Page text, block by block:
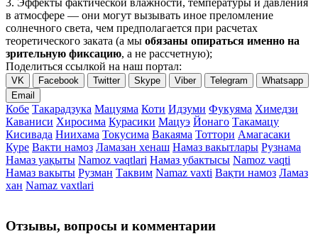
3. Эффекты фактической влажности, температуры и давления
в атмосфере — они могут вызывать иное преломление
солнечного света, чем предполагается при расчетах
теоретического заката (а мы обязаны опираться именно на
зрительную фиксацию, а не рассчетную);
Поделиться ссылкой на наш портал:
VK Facebook Twitter Skype Viber Telegram
Whatsapp
Email
Кобе Такарадзука Мацуяма Коти Идзуми Фукуяма Химедзи
Каваниси Хиросима Курасики Мацуэ Йонаго Такамацу
Кисивада Ниихама Токусима Вакаяма Тоттори Амагасаки
Куре Вакти намоз Ламазан хенаш Намаз вакытлары Рузнама
Намаз уақыты Namoz vaqtlari Намаз убактысы Namoz vaqti
Намаз вакыты Рузман Таквим Namaz vaxti Вақти намоз Ламаз
хан Namaz vaxtlari
Отзывы, вопросы и комментарии